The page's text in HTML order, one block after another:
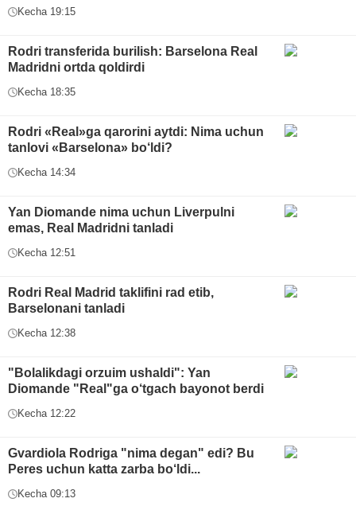
Kecha 19:15
Rodri transferida burilish: Barselona Real
Madridni ortda qoldirdi
Kecha 18:35
Rodri «Real»ga qarorini aytdi: Nima uchun
tanlovi «Barselona» bo‘ldi?
Kecha 14:34
Yan Diomande nima uchun Liverpulni
emas, Real Madridni tanladi
Kecha 12:51
Rodri Real Madrid taklifini rad etib,
Barselonani tanladi
Kecha 12:38
"Bolalikdagi orzuim ushaldi": Yan
Diomande "Real"ga o‘tgach bayonot berdi
Kecha 12:22
Gvardiola Rodriga "nima degan" edi? Bu
Peres uchun katta zarba bo‘ldi...
Kecha 09:13